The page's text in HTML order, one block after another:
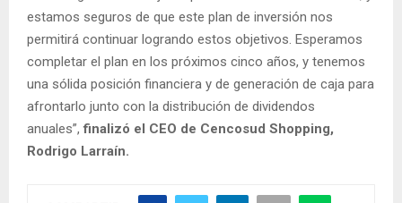
estamos seguros de que este plan de inversión nos
permitirá continuar logrando estos objetivos. Esperamos
completar el plan en los próximos cinco años, y tenemos
una sólida posición financiera y de generación de caja para
afrontarlo junto con la distribución de dividendos
anuales”,finalizó el CEO de Cencosud Shopping,
Rodrigo Larraín.